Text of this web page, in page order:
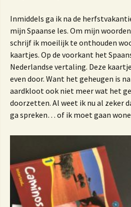
Inmiddels ga ik na de
mijn Spaanse les. Om mijn
schrijf ik moeilijk te onthouden
kaartjes. Op de voorkant het
Nederlandse vertaling. Deze
even door. Want het geheugen is
aardkloot ook niet meer wat het
doorzetten. Al weet ik nu al zeker
ga spreken… of ik moet gaan